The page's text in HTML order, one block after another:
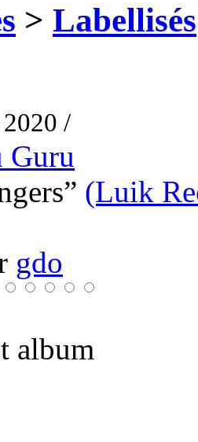
> Labellisés
/
Guru
(Luik
gdo
album